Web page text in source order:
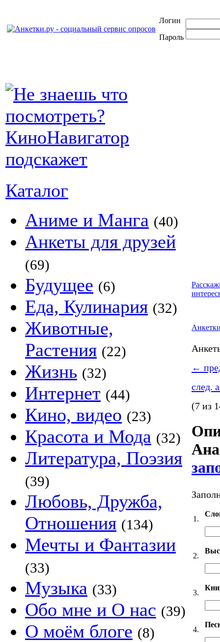
Логин
Пароль
Каталог
Аниме и Манга (40)
Анкеты для друзей
(69)
Будущее (6)
Еда, Кулинария (32)
Животные,
Растения (22)
Жизнь (32)
Интернет (44)
Кино, видео (23)
Красота и Мода (32)
Литература, Поэзия
(39)
Любовь, Дружба,
Отношения (134)
Мечты и Фантазии
(33)
Музыка (33)
Обо мне и О нас (39)
О моём блоге (8)
←
след.
(7 из
1.
2.
3.
4.